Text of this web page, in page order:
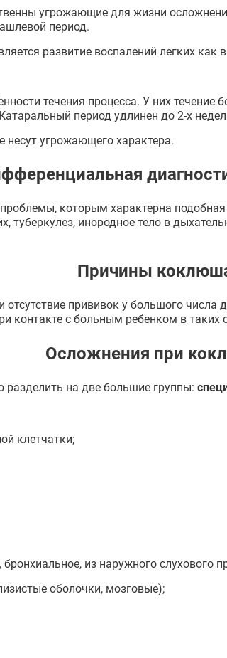
угрожающие для жизни
период.
развитие воспалений легких как
течения процесса. У них
Катаральный период удлинен до 2-х
несут угрожающего характера.
которым характерна
туберкулез, инородное тело в
Причины
прививок у большого числа
контакте с больным ребенком в таких
Осложнения при
разделить на две большие группы:
клетчатки;
из наружного слухового
оболочки, мозговые);